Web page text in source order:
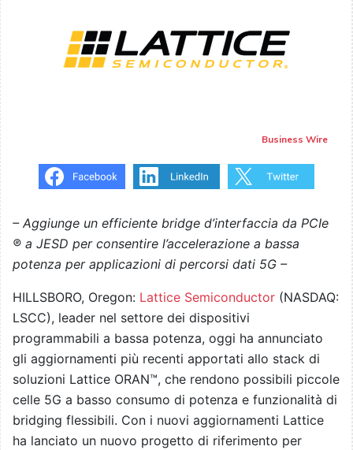
Business Wire
– Aggiunge un efficiente bridge d’interfaccia da PCIe
® a JESD per consentire l’accelerazione a bassa
potenza per applicazioni di percorsi dati 5G –
HILLSBORO, Oregon: Lattice Semiconductor (NASDAQ:
LSCC), leader nel settore dei dispositivi
programmabili a bassa potenza, oggi ha annunciato
gli aggiornamenti più recenti apportati allo stack di
soluzioni Lattice ORAN™, che rendono possibili piccole
celle 5G a basso consumo di potenza e funzionalità di
bridging flessibili. Con i nuovi aggiornamenti Lattice
ha lanciato un nuovo progetto di riferimento per